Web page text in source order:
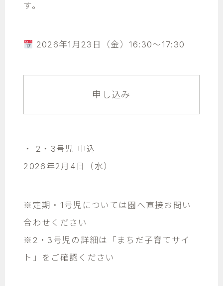
す。
2026年1月23日（金）16:30～17:30
申し込み
・ 2・3号児 申込
2026年2月4日（水）
※定期・1号児については園へ直接お問い
合わせください
※2・3号児の詳細は「まちだ子育てサイ
ト」をご確認ください